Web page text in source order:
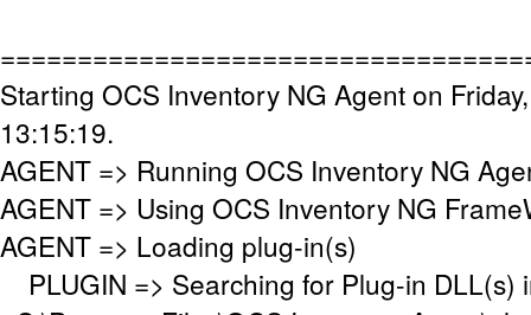
Starting OCS Inventory NG Agent on
13:15:19.
AGENT => Running OCS Inventory NG
AGENT => Using OCS Inventory NG
AGENT => Loading plug-in(s)
PLUGIN => Searching for Plug-in DLL(s)